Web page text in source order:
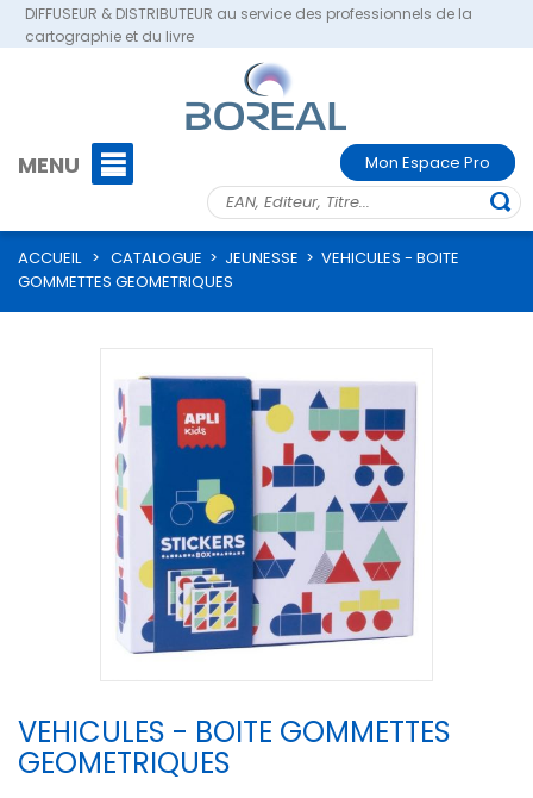
DIFFUSEUR & DISTRIBUTEUR au service des professionnels de la
cartographie et du livre
MENU Mon Espace Pro
ACCUEIL > CATALOGUE > JEUNESSE > VEHICULES - BOITE
GOMMETTES GEOMETRIQUES
VEHICULES - BOITE GOMMETTES
GEOMETRIQUES